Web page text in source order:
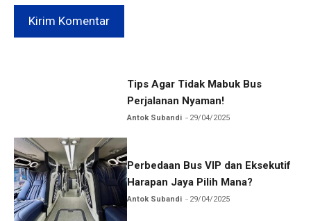
Tips Agar Tidak Mabuk Bus
Perjalanan Nyaman!
Antok Subandi 29/04/2025
Perbedaan Bus VIP dan Eksekutif
Harapan Jaya Pilih Mana?
Antok Subandi 29/04/2025